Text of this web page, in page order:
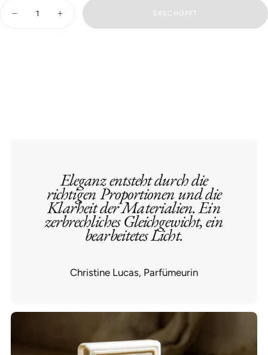
Vermindere
Erhöhen
ERSCHÖPFT
Eleganz entsteht durch die
richtigen Proportionen und die
Klarheit der Materialien. Ein
zerbrechliches Gleichgewicht, ein
bearbeitetes Licht.
Christine Lucas, Parfümeurin